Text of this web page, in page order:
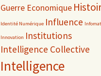
Guerre Economique
Identité Numérique Influence
Innovation Institutions
Intelligence Collective
Intelligence